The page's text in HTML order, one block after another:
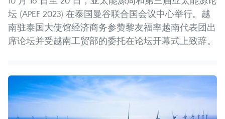
坛 (APEF 2023) 在泰国曼谷联合国会议中心举行。越
南驻泰国大使馆经济商务参赞黎友福率越南代表团出
席论坛并受越南工贸部的委托在论坛开幕式上致辞。